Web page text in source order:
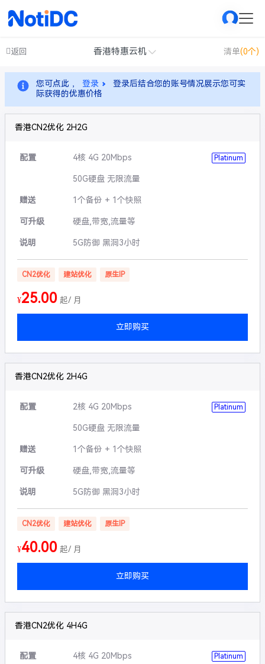
返回 香港特惠云机 清单(0个)
您可点此 ， 登录
登录后结合您的账号情况展示您可实
际获得的优惠价格
香港CN2优化 2H2G
配置 4核 4G 20Mbps Platinum
50G硬盘 无限流量
赠送 1个备份 + 1个快照
可升级 硬盘,带宽,流量等
说明 5G防御 黑洞3小时
CN2优化 建站优化 原生IP
¥25.00 起/ 月
立即购买
香港CN2优化 2H4G
配置 2核 4G 20Mbps Platinum
50G硬盘 无限流量
赠送 1个备份 + 1个快照
可升级 硬盘,带宽,流量等
说明 5G防御 黑洞3小时
CN2优化 建站优化 原生IP
¥40.00 起/ 月
立即购买
香港CN2优化 4H4G
配置 4核 4G 20Mbps Platinum